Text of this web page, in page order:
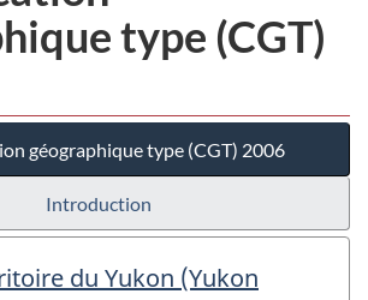
type (CGT)
géographique type (CGT) 2006
Introduction
du Yukon (Yukon